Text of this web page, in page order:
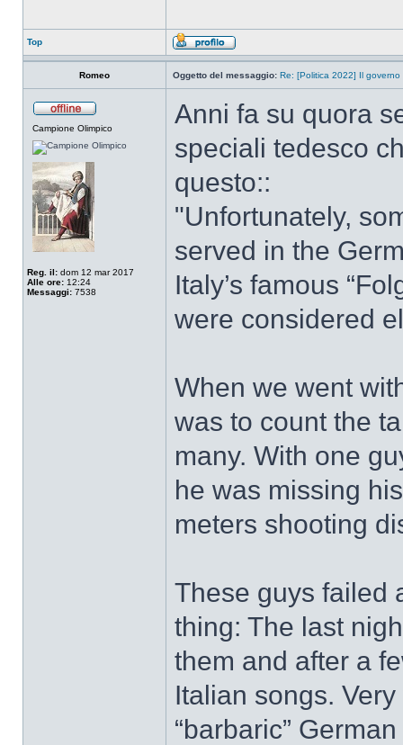
Top
Romeo Oggetto del messaggio: Re: [Politica 2022] Il governo
Campione Olimpico
Reg. il: dom 12 mar 2017
Alle ore: 12:24
Messaggi: 7538
Anni fa su quora
speciali tedesco
questo::
"Unfortunately,
served in the
Italy’s famous
were considered
When we went
was to count the
many. With one
he was missing
meters shooting
These guys failed
thing: The last
them and after a
Italian songs.
“barbaric”